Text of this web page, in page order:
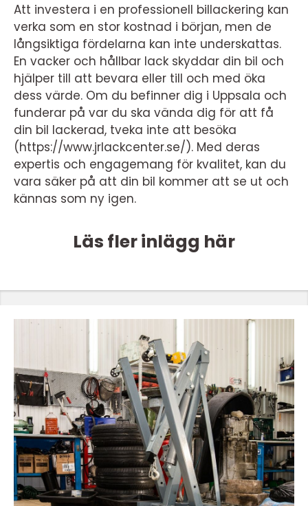
Att investera i en professionell billackering kan
verka som en stor kostnad i början, men de
långsiktiga fördelarna kan inte underskattas.
En vacker och hållbar lack skyddar din bil och
hjälper till att bevara eller till och med öka
dess värde. Om du befinner dig i Uppsala och
funderar på var du ska vända dig för att få
din bil lackerad, tveka inte att besöka
(https://www.jrlackcenter.se/). Med deras
expertis och engagemang för kvalitet, kan du
vara säker på att din bil kommer att se ut och
kännas som ny igen.
Läs fler inlägg här